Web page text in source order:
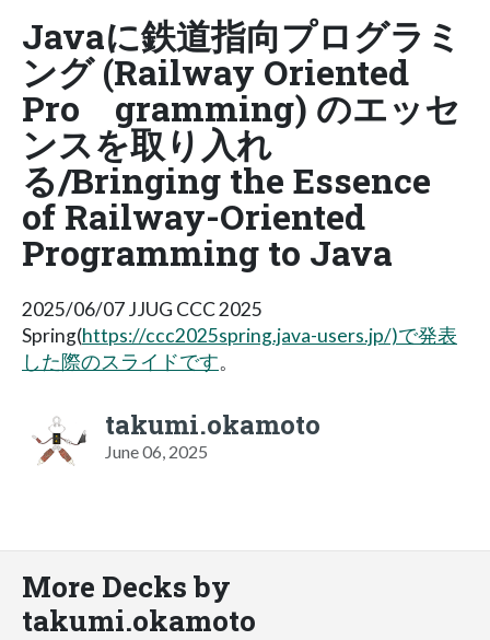
Javaに鉄道指向プログラミ
ング (Railway Oriented
Pro gramming) のエッセ
ンスを取り入れ
る/Bringing the Essence
of Railway-Oriented
Programming to Java
2025/06/07 JJUG CCC 2025
Spring(https://ccc2025spring.java-users.jp/)で発表
した際のスライドです。
takumi.okamoto
June 06, 2025
More Decks by
takumi.okamoto